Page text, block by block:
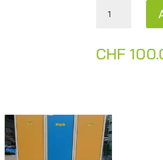
l
n
a
t
CHF